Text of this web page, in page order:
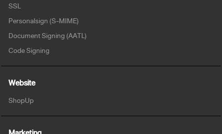
SSL
Personalsign (S-MIME)
Document Signing (AATL)
Code Signing
Website
ShopUp